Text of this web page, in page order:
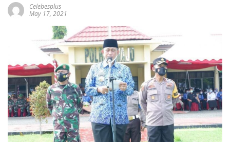
Celebesplus
May 17, 2021